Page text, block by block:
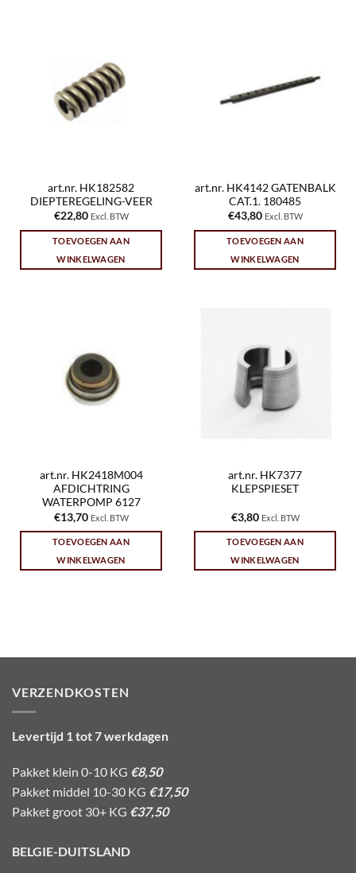
art.nr. HK182582
DIEPTEREGELING-VEER
€22,80 Excl. BTW
TOEVOEGEN AAN
WINKELWAGEN
art.nr. HK4142 GATENBALK
CAT.1. 180485
€43,80 Excl. BTW
TOEVOEGEN AAN
WINKELWAGEN
art.nr. HK2418M004
AFDICHTRING
WATERPOMP 6127
€13,70 Excl. BTW
TOEVOEGEN AAN
WINKELWAGEN
art.nr. HK7377
KLEPSPIESET
€3,80 Excl. BTW
TOEVOEGEN AAN
WINKELWAGEN
VERZENDKOSTEN
Levertijd 1 tot 7 werkdagen
Pakket klein 0-10 KG €8,50
Pakket middel 10-30 KG €17,50
Pakket groot 30+ KG €37,50
BELGIE-DUITSLAND